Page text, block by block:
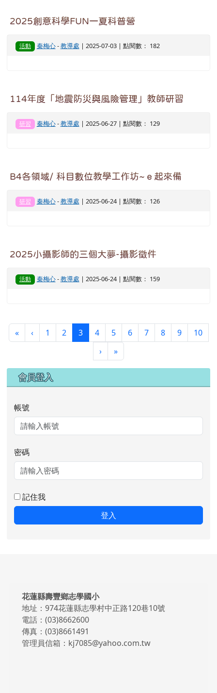
2025創意科學FUN一夏科普營
活動 秦梅心-教導處 | 2025-07-03 | 點閱數： 182
114年度「地震防災與風險管理」教師研習
研習 秦梅心-教導處 | 2025-06-27 | 點閱數： 129
B4各領域/ 科目數位教學工作坊~ｅ起來備
研習 秦梅心-教導處 | 2025-06-24 | 點閱數： 126
2025小攝影師的三個大夢-攝影徵件
活動 秦梅心-教導處 | 2025-06-24 | 點閱數： 159
«第一頁
‹上一頁
1 2 3(目前頁次)
4 5 6 7 8 9
10
›下一頁
»最後頁
右邊區域內容
會員登入
帳號
密碼
記住我
登入
頁尾區域內容
花蓮縣壽豐鄉志學國小
地址：974花蓮縣志學村中正路120巷10號
電話：(03)8662600
傳真：(03)8661491
管理員信箱：kj7085@yahoo.com.tw